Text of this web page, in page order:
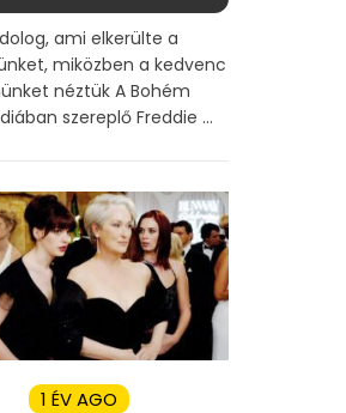
dolog, ami elkerülte a
miközben a kedvenc
néztük A Bohém
szereplő Freddie ...
1 ÉV AGO